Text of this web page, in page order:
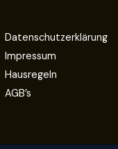
Datenschutzerklärung
Impressum
Hausregeln
AGB’s